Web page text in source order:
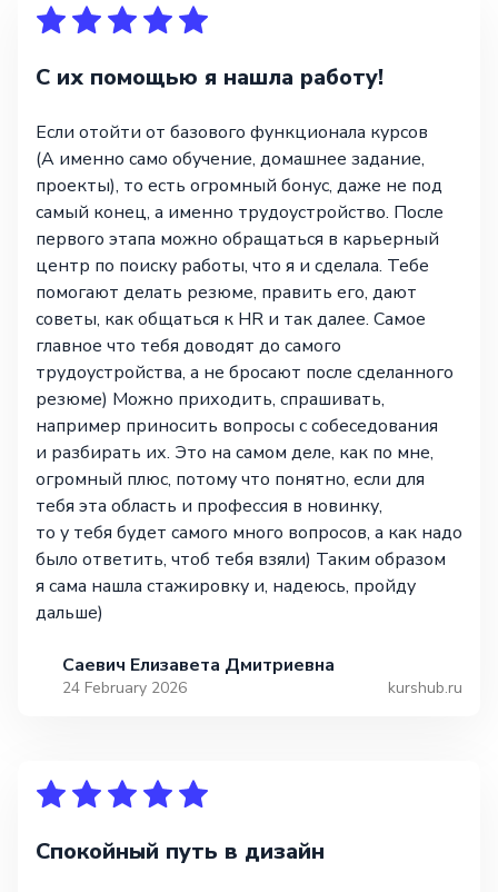
С их помощью я нашла работу!
Если отойти от базового функционала курсов
(А именно само обучение, домашнее задание,
проекты), то есть огромный бонус, даже не под
самый конец, а именно трудоустройство. После
первого этапа можно обращаться в карьерный
центр по поиску работы, что я и сделала. Тебе
помогают делать резюме, править его, дают
советы, как общаться к HR и так далее. Самое
главное что тебя доводят до самого
трудоустройства, а не бросают после сделанного
резюме) Можно приходить, спрашивать,
например приносить вопросы с собеседования
и разбирать их. Это на самом деле, как по мне,
огромный плюс, потому что понятно, если для
тебя эта область и профессия в новинку,
то у тебя будет самого много вопросов, а как надо
было ответить, чтоб тебя взяли) Таким образом
я сама нашла стажировку и, надеюсь, пройду
дальше)
Саевич Елизавета Дмитриевна
24 February 2026 kurshub.ru
Спокойный путь в дизайн